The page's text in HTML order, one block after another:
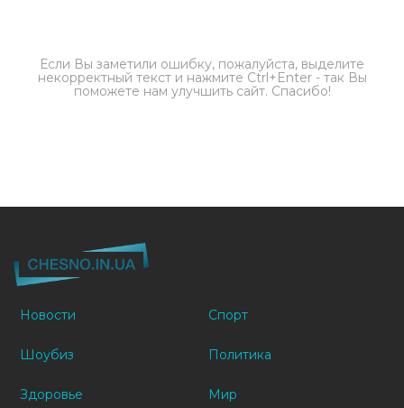
Если Вы заметили ошибку, пожалуйста, выделите
некорректный текст и нажмите Ctrl+Enter - так Вы
поможете нам улучшить сайт. Спасибо!
Новости Спорт
Шоубиз Политика
Здоровье Мир